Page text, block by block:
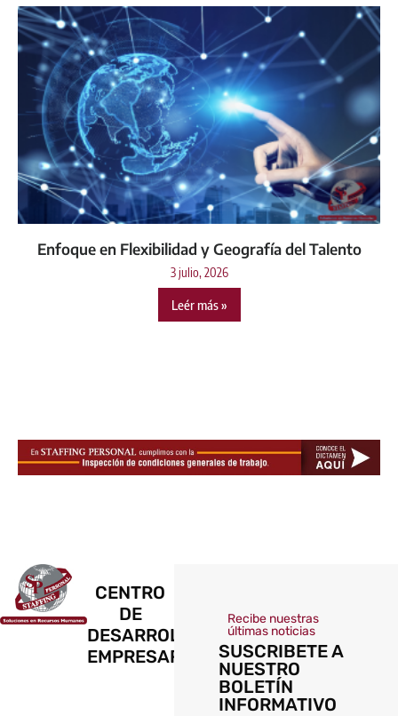
Enfoque en Flexibilidad y Geografía del Talento
3 julio, 2026
Leér más »
CENTRO
DE
DESARROLLO
EMPRESARIAL
Recibe nuestras
últimas noticias
SUSCRIBETE A
NUESTRO
BOLETÍN
INFORMATIVO